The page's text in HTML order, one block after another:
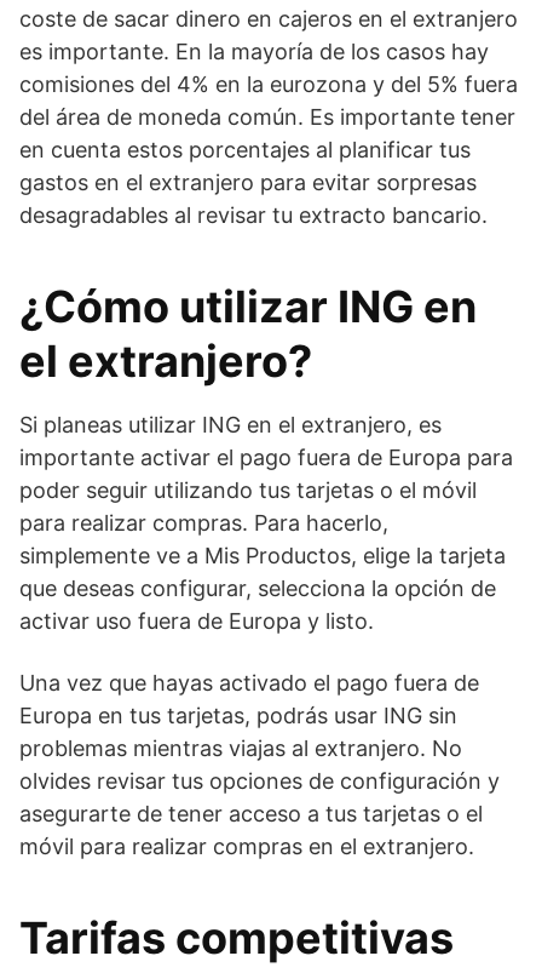
coste de sacar dinero en cajeros en el extranjero
es importante. En la mayoría de los casos hay
comisiones del 4% en la eurozona y del 5% fuera
del área de moneda común. Es importante tener
en cuenta estos porcentajes al planificar tus
gastos en el extranjero para evitar sorpresas
desagradables al revisar tu extracto bancario.
¿Cómo utilizar ING en
el extranjero?
Si planeas utilizar ING en el extranjero, es
importante activar el pago fuera de Europa para
poder seguir utilizando tus tarjetas o el móvil
para realizar compras. Para hacerlo,
simplemente ve a Mis Productos, elige la tarjeta
que deseas configurar, selecciona la opción de
activar uso fuera de Europa y listo.
Una vez que hayas activado el pago fuera de
Europa en tus tarjetas, podrás usar ING sin
problemas mientras viajas al extranjero. No
olvides revisar tus opciones de configuración y
asegurarte de tener acceso a tus tarjetas o el
móvil para realizar compras en el extranjero.
Tarifas competitivas